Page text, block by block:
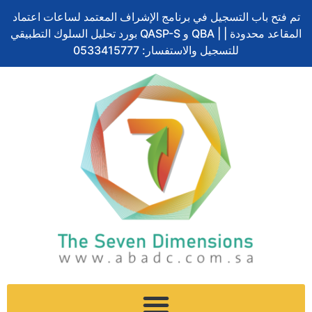
content
تم فتح باب التسجيل في برنامج الإشراف المعتمد لساعات اعتماد
بورد تحليل السلوك التطبيقي QASP-S و QBA | المقاعد محدودة |
للتسجيل والاستفسار: 0533415777